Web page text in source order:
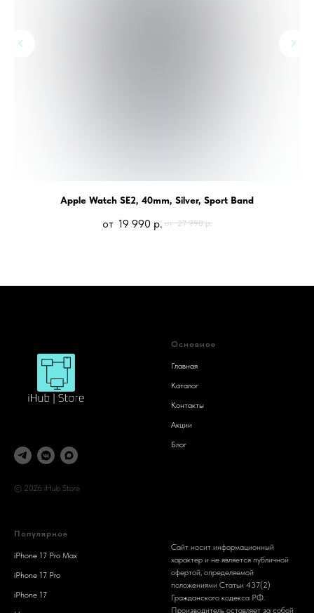
Apple Watch SE2, 40mm, Silver, Sport Band
19 990 р. 27 990 р.
© 2026 iHub Store
Основное
Главная
Каталог
Контакты
Акции
Блог
Популярное
iPhone 17 Pro Max
iPhone 17 Pro
iPhone 17
Сайт носит информационный
характер и не является публичной
офертой, определяемой
положениями Статьи 437(2)
Гражданского кодекса РФ.
Производитель оставляет за собой